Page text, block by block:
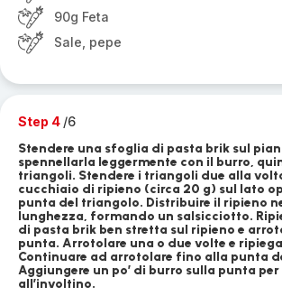
90g Feta
Sale, pepe
Step 4 /6
Stendere una sfoglia di pasta brik sul
spennellarla leggermente con il burro,
triangoli. Stendere i triangoli due alla
cucchiaio di ripieno (circa 20 g) sul lato
punta del triangolo. Distribuire il ripieno
lunghezza, formando un salsicciotto.
di pasta brik ben stretta sul ripieno e
punta. Arrotolare una o due volte e
Continuare ad arrotolare fino alla punta
Aggiungere un po’ di burro sulla punta
all’involtino.